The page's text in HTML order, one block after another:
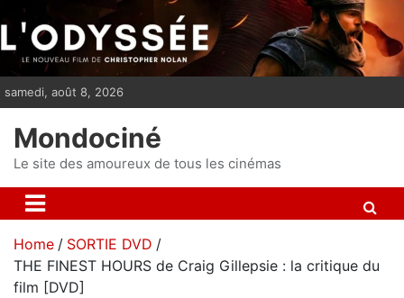
i
p
n
samedi, août 8, 2026
Mondociné
Le site des amoureux de tous les cinémas
Home
SORTIE DVD
THE FINEST HOURS de Craig Gillepsie : la critique du
film [DVD]